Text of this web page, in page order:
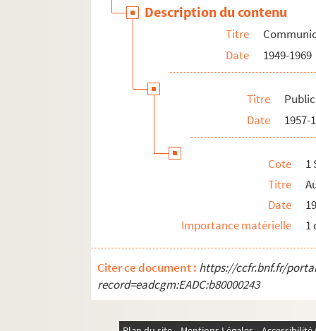
Description du contenu
Titre
Date
1949-1969
Titre
Date
1957-
Cote
1
Titre
Date
Importance matérielle
1
Citer ce document : https://ccfr.bnf.fr/
record=eadcgm:EADC:b80000243